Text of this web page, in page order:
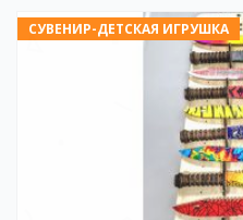
СУВЕНИР-ДЕТСКАЯ ИГРУШКА